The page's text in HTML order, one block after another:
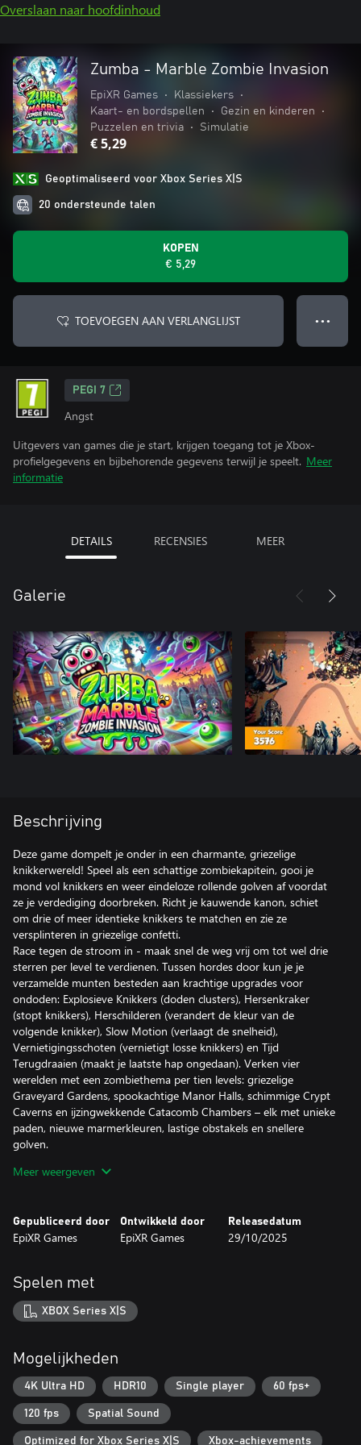
Overslaan naar hoofdinhoud
Zumba - Marble Zombie Invasion
EpiXR Games • Klassiekers
•
Kaart- en bordspellen
• Gezin en kinderen
•
Puzzelen en trivia
• Simulatie
€ 5,29
Geoptimaliseerd voor Xbox Series X|S
20 ondersteunde talen
KOPEN
€ 5,29
TOEVOEGEN AAN VERLANGLIJST ● ● ●
PEGI 7
Angst
Uitgevers van games die je start, krijgen toegang tot je Xbox-
profielgegevens en bijbehorende gegevens terwijl je speelt. Meer
informatie
DETAILS RECENSIES MEER
Galerie
Beschrijving
Deze game dompelt je onder in een charmante, griezelige
knikkerwereld! Speel als een schattige zombiekapitein, gooi je
mond vol knikkers en weer eindeloze rollende golven af ​​voordat
ze je verdediging doorbreken. Richt je kauwende kanon, schiet
om drie of meer identieke knikkers te matchen en zie ze
versplinteren in griezelige confetti.
Race tegen de stroom in - maak snel de weg vrij om tot wel drie
sterren per level te verdienen. Tussen hordes door kun je je
verzamelde munten besteden aan krachtige upgrades voor
ondoden: Explosieve Knikkers (doden clusters), Hersenkraker
(stopt knikkers), Herschilderen (verandert de kleur van de
volgende knikker), Slow Motion (verlaagt de snelheid),
Vernietigingsschoten (vernietigt losse knikkers) en Tijd
Terugdraaien (maakt je laatste hap ongedaan). Verken vier
werelden met een zombiethema per tien levels: griezelige
Graveyard Gardens, spookachtige Manor Halls, schimmige Crypt
Caverns en ijzingwekkende Catacomb Chambers – elk met unieke
paden, nieuwe marmerkleuren, lastige obstakels en snellere
golven.
Marble Invasion overleven en de ultieme ondode marmermeester
Meer weergeven
Gepubliceerd door
EpiXR Games
Ontwikkeld door
EpiXR Games
Releasedatum
29/10/2025
Spelen met
XBOX Series X|S
Mogelijkheden
4K Ultra HD HDR10 Single player 60 fps+
120 fps Spatial Sound
Optimized for Xbox Series X|S Xbox-achievements